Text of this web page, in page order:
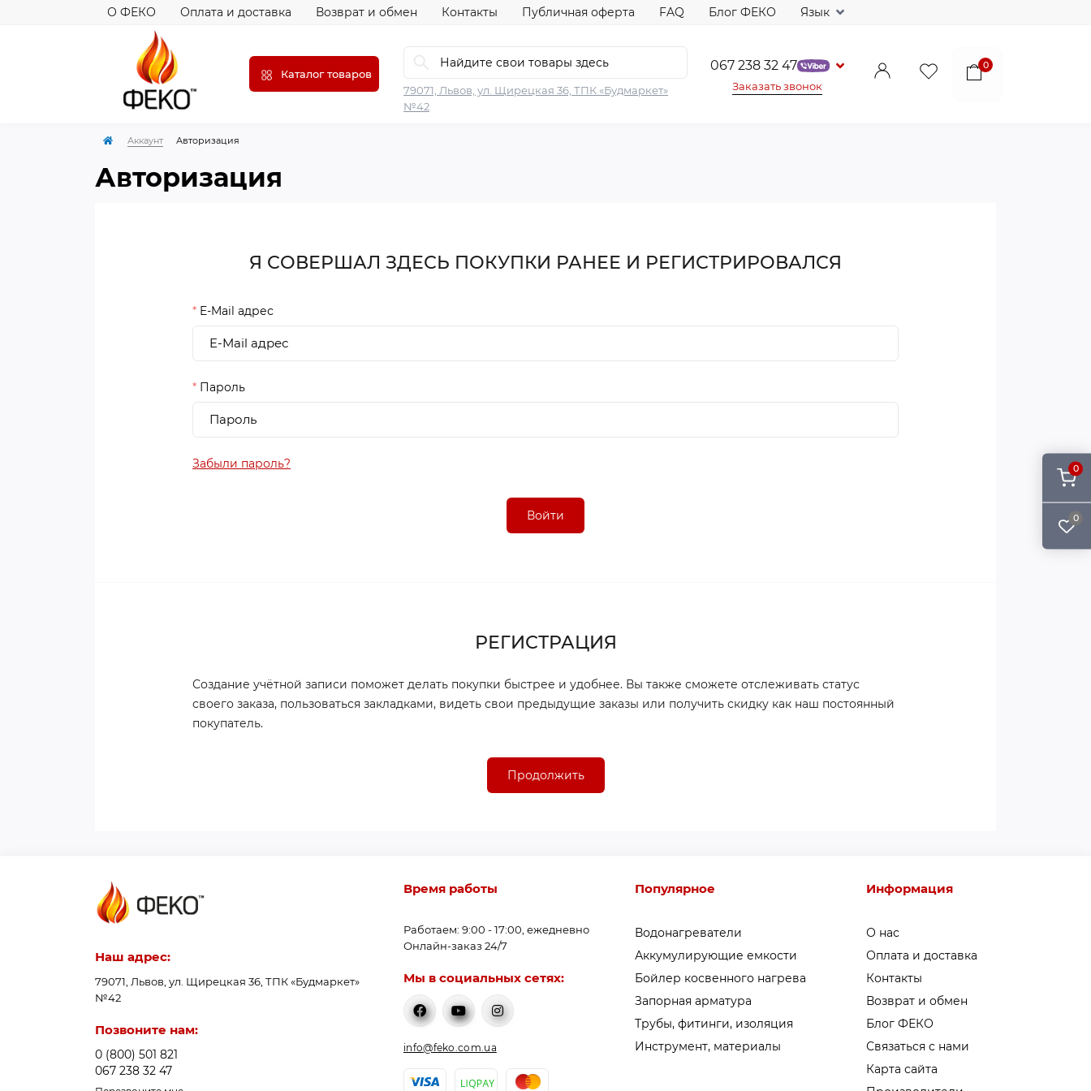
0
0
О ФЕКО Оплата и доставка Возврат и обмен Контакты Публичная оферта FAQ Блог ФЕКО Язык
Каталог товаров
79071, Львов, ул. Щирецкая 36, ТПК «Будмаркет»
№42
067 238 32 47
Заказать звонок
0
Аккаунт Авторизация
Авторизация
Я СОВЕРШАЛ ЗДЕСЬ ПОКУПКИ РАНЕЕ И РЕГИСТРИРОВАЛСЯ
* E-Mail адрес
* Пароль
Забыли пароль?
Войти
РЕГИСТРАЦИЯ
Создание учётной записи поможет делать покупки быстрее и удобнее. Вы также сможете отслеживать статус
своего заказа, пользоваться закладками, видеть свои предыдущие заказы или получить скидку как наш постоянный
покупатель.
Продолжить
Наш адрес:
79071, Львов, ул. Щирецкая 36, ТПК «Будмаркет»
№42
Позвоните нам:
0 (800) 501 821
067 238 32 47
Время работы
Работаем: 9:00 - 17:00, ежедневно
Онлайн-заказ 24/7
Мы в социальных сетях:
info@feko.com.ua
Популярное
Водонагреватели
Аккумулирующие емкости
Бойлер косвенного нагрева
Запорная арматура
Трубы, фитинги, изоляция
Инструмент, материалы
Информация
О нас
Оплата и доставка
Контакты
Возврат и обмен
Блог ФЕКО
Связаться с нами
Карта сайта